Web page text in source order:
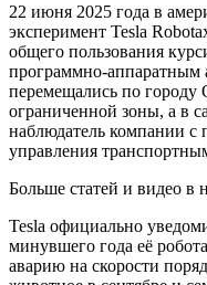
22 июня 2025 года в
эксперимент Tesla
общего пользования
программно-
перемещались по городу
ограниченной зоны, а в
наблюдатель компании с
управления
Больше статей и видео в
Tesla официально
минувшего года её
аварию на скорости